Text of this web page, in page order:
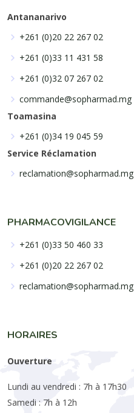
Antananarivo
+261 (0)20 22 267 02
+261 (0)33 11 431 58
+261 (0)32 07 267 02
commande@sopharmad.mg
Toamasina
+261 (0)34 19 045 59
Service Réclamation
reclamation@sopharmad.mg
PHARMACOVIGILANCE
+261 (0)33 50 460 33
+261 (0)20 22 267 02
reclamation@sopharmad.mg
HORAIRES
Ouverture
Lundi au vendredi : 7h à 17h30
Samedi : 7h à 12h